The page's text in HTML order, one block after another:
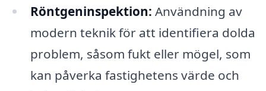
Röntgeninspektion: Användning av
modern teknik för att identifiera dolda
problem, såsom fukt eller mögel, som
kan påverka fastighetens värde och